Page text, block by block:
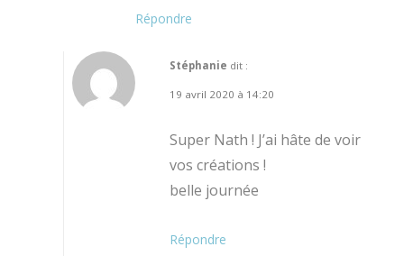
Répondre
Stéphanie dit :
19 avril 2020 à 14:20
Super Nath ! J’ai hâte de voir
vos créations !
belle journée
Répondre